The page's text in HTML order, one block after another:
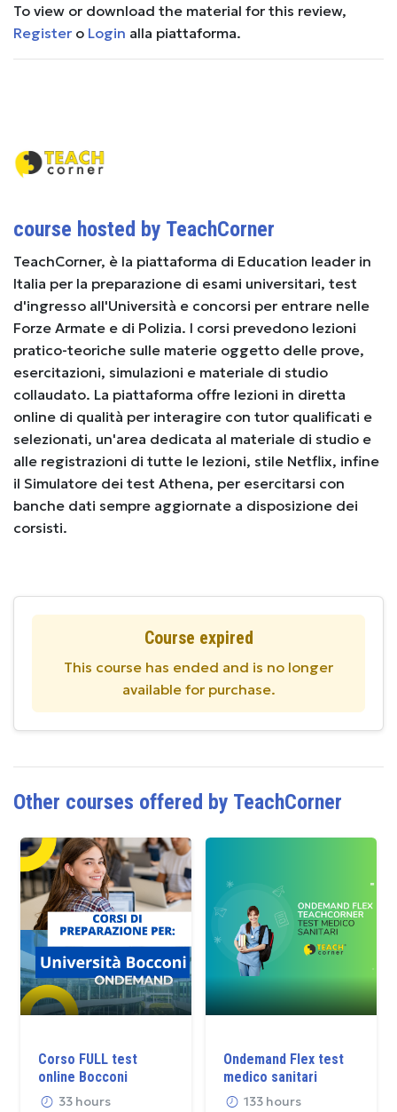
To view or download the material for this review,
Register o Login alla piattaforma.
course hosted by TeachCorner
TeachCorner, è la piattaforma di Education leader in
Italia per la preparazione di esami universitari, test
d'ingresso all'Università e concorsi per entrare nelle
Forze Armate e di Polizia. I corsi prevedono lezioni
pratico-teoriche sulle materie oggetto delle prove,
esercitazioni, simulazioni e materiale di studio
collaudato. La piattaforma offre lezioni in diretta
online di qualità per interagire con tutor qualificati e
selezionati, un'area dedicata al materiale di studio e
alle registrazioni di tutte le lezioni, stile Netflix, infine
il Simulatore dei test Athena, per esercitarsi con
banche dati sempre aggiornate a disposizione dei
corsisti.
Course expired
This course has ended and is no longer
available for purchase.
Other courses offered by TeachCorner
Corso FULL test
online Bocconi
33 hours
Ondemand Flex test
medico sanitari
133 hours